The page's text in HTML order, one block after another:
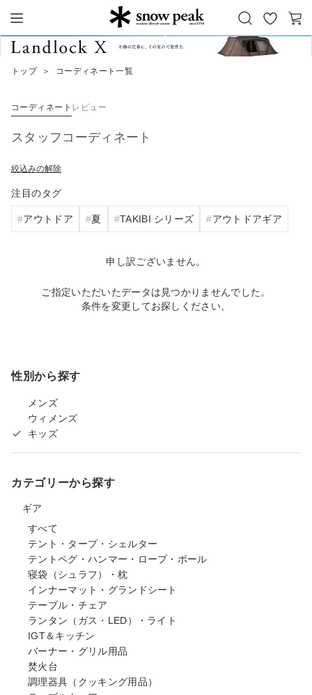
Snow Peak
お
気
カ
トップ ＞ コーディネート一覧
コーディネート レビュー
スタッフコーディネート
絞込みの解除
注目のタグ
アウトドア 夏 TAKIBI シリーズ アウトドアギア
申し訳ございません。
ご指定いただいたデータは見つかりませんでした。
条件を変更してお探しください。
性別から探す
メンズ
ウィメンズ
キッズ
カテゴリーから探す
ギア
すべて
テント・タープ・シェルター
テントペグ・ハンマー・ロープ・ポール
寝袋（シュラフ）・枕
インナーマット・グランドシート
テーブル・チェア
ランタン（ガス・LED）・ライト
IGT＆キッチン
バーナー・グリル用品
焚火台
調理器具（クッキング用品）